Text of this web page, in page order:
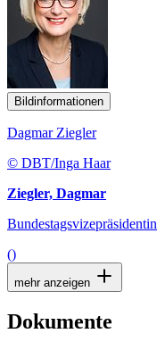
Bildinformationen
Dagmar Ziegler
© DBT/Inga Haar
Ziegler, Dagmar
Bundestagsvizepräsidentin
()
mehr anzeigen
Dokumente